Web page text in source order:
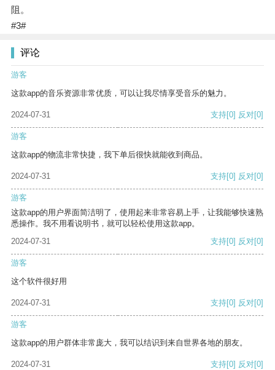
阻。
#3#
评论
游客
这款app的音乐资源非常优质，可以让我尽情享受音乐的魅力。
2024-07-31 支持[0] 反对[0]
游客
这款app的物流非常快捷，我下单后很快就能收到商品。
2024-07-31 支持[0] 反对[0]
游客
这款app的用户界面简洁明了，使用起来非常容易上手，让我能够快速熟
悉操作。我不用看说明书，就可以轻松使用这款app。
2024-07-31
支持[0] 反对[0]
游客
这个软件很好用
2024-07-31 支持[0] 反对[0]
游客
这款app的用户群体非常庞大，我可以结识到来自世界各地的朋友。
2024-07-31 支持[0] 反对[0]